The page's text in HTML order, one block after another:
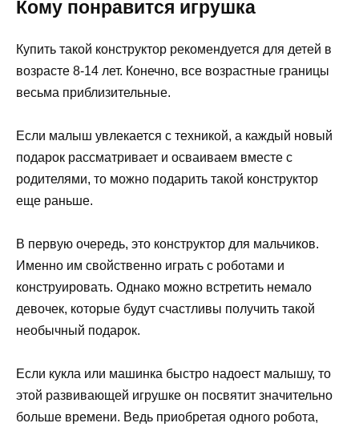
Кому понравится игрушка
Купить такой конструктор рекомендуется для детей в
возрасте 8-14 лет. Конечно, все возрастные границы
весьма приблизительные.
Если малыш увлекается с техникой, а каждый новый
подарок рассматривает и осваиваем вместе с
родителями, то можно подарить такой конструктор
еще раньше.
В первую очередь, это конструктор для мальчиков.
Именно им свойственно играть с роботами и
конструировать. Однако можно встретить немало
девочек, которые будут счастливы получить такой
необычный подарок.
Если кукла или машинка быстро надоест малышу, то
этой развивающей игрушке он посвятит значительно
больше времени. Ведь приобретая одного робота,